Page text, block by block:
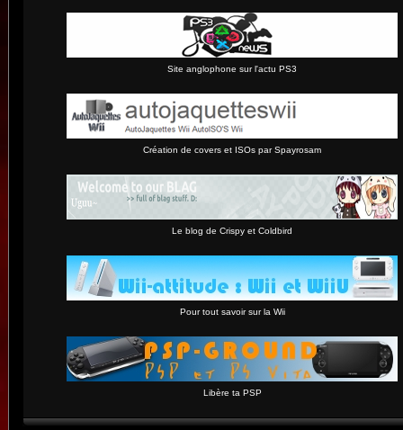
Site anglophone sur l'actu PS3
Création de covers et ISOs par Spayrosam
Le blog de Crispy et Coldbird
Pour tout savoir sur la Wii
Libère ta PSP